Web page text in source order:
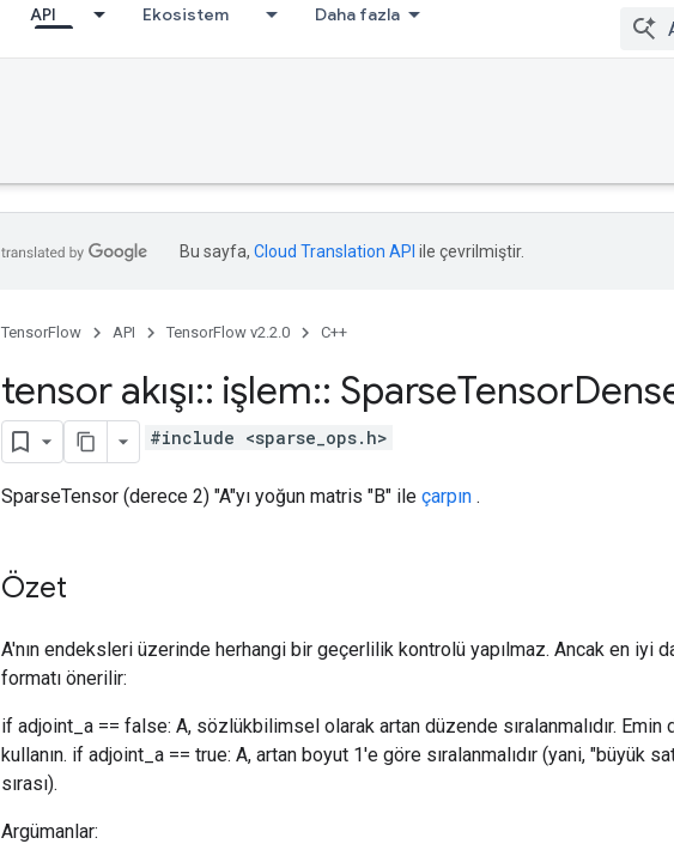
API Ekosistem Daha fazla
Bu sayfa, Cloud Translation API ile çevrilmiştir.
TensorFlow API TensorFlow v2.2.0 C++
tensor akışı:: işlem:: SparseTensor
#include <sparse_ops.h>
SparseTensor (derece 2) "A"yı yoğun matris "B" ile çarpın .
Özet
A'nın endeksleri üzerinde herhangi bir geçerlilik kontrolü yapılmaz. Ancak en iyi
formatı önerilir:
if adjoint_a == false: A, sözlükbilimsel olarak artan düzende sıralanmalıdır. Emin
kullanın. if adjoint_a == true: A, artan boyut 1'e göre sıralanmalıdır (yani, "büyük
sırası).
Argümanlar: